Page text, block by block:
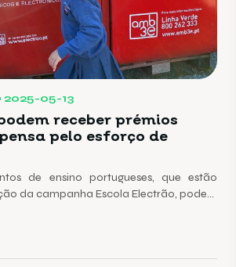
2025-05-13
receber prémios
pelo esforço de
de ensino portugueses, que estão
da campanha Escola Electrão, podem